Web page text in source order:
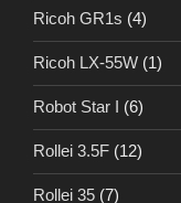
Ricoh GR1s (4)
Ricoh LX-55W (1)
Robot Star I (6)
Rollei 3.5F (12)
Rollei 35 (7)